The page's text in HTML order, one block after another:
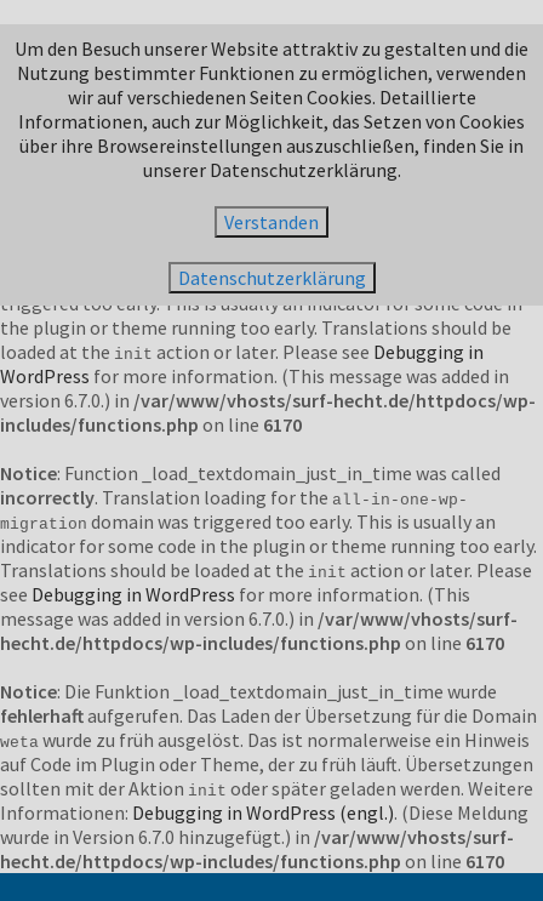
Notice : Function _load_textdomain_just_in_time was called
incorrectly. Translation loading for the jetpackdomain was
triggered too early. This is usually an indicator for some code in
the plugin or theme running too early. Translations should be
loaded at the init action or later. Please seeDebugging in
WordPressfor more information. (This message was added in
/var/www/vhosts/surf-hecht.de/httpdocs/wp-
on line6170
. Translation loading for theduplicator
triggered too early. This is usually an indicator for some code in
the plugin or theme running too early. Translations should be
loaded at the init action or later. Please see Debugging in
WordPress for more information. (This message was added in
version 6.7.0.) in /var/www/vhosts/surf-hecht.de/httpdocs/wp-
includes/functions.php on line 6170
Notice: Function _load_textdomain_just_in_time was called
incorrectly. Translation loading for the all-in-one-wp-
migration domain was triggered too early. This is usually an
indicator for some code in the plugin or theme running too early.
Translations should be loaded at the init action or later. Please
see Debugging in WordPress for more information. (This
message was added in version 6.7.0.) in /var/www/vhosts/surf-
hecht.de/httpdocs/wp-includes/functions.php on line 6170
Notice: Die Funktion _load_textdomain_just_in_time wurde
fehlerhaftaufgerufen. Das Laden der Übersetzung für die Domain
weta wurde zu früh ausgelöst. Das ist normalerweise ein Hinweis
auf Code im Plugin oder Theme, der zu früh läuft. Übersetzungen
sollten mit der Aktion init oder später geladen werden. Weitere
Informationen: Debugging in WordPress (engl.). (Diese Meldung
wurde in Version 6.7.0 hinzugefügt.) in /var/www/vhosts/surf-
hecht.de/httpdocs/wp-includes/functions.php on line 6170
Um den Besuch unserer Website attraktiv zu gestalten und die
Nutzung bestimmter Funktionen zu ermöglichen, verwenden
wir auf verschiedenen Seiten Cookies. Detaillierte
Informationen, auch zur Möglichkeit, das Setzen von Cookies
über ihre Browsereinstellungen auszuschließen, finden Sie in
unserer Datenschutzerklärung.
Verstanden
Datenschutzerklärung